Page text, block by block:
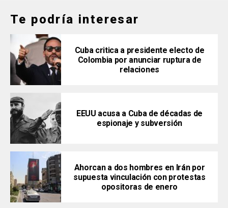
Te podría interesar
Cuba critica a presidente electo de
Colombia por anunciar ruptura de
relaciones
EEUU acusa a Cuba de décadas de
espionaje y subversión
Ahorcan a dos hombres en Irán por
supuesta vinculación con protestas
opositoras de enero